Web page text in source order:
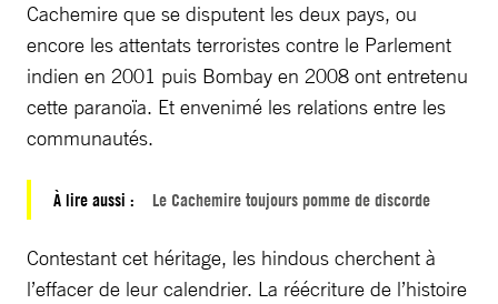
Cachemire que se disputent les deux pays, ou
encore les attentats terroristes contre le Parlement
indien en 2001 puis Bombay en 2008 ont entretenu
cette paranoïa. Et envenimé les relations entre les
communautés.
À lire aussi : Le Cachemire toujours pomme de discorde
Contestant cet héritage, les hindous cherchent à
l’effacer de leur calendrier. La réécriture de l’histoire